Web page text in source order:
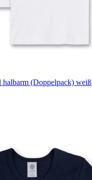
(Doppelpack) weiß